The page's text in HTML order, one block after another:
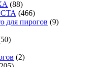
(88)
(466)
для пирогов (9)
(2)